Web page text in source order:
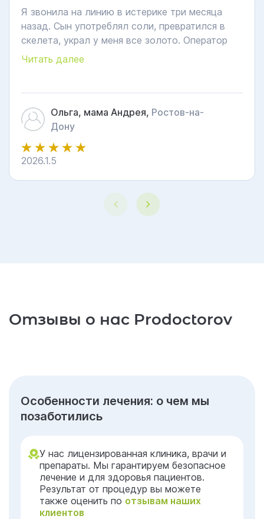
Я звонила на линию в истерике три месяца
назад. Сын употреблял соли, превратился в
скелета, украл у меня все золото. Оператор
выслушала и сказала главное: "Вы не
поговорил с Андреем. Он согласился на
детокс. Сейчас сын на реабилитации в центре
"Гармония", мы снова общаемся, он строит
планы. Спасибо за тот звонок».
Читать далее
Ольга, мама Андрея, Ростов-на-
Дону
2026.1.5
Отзывы о нас Prodoctorov
Особенности лечения: о чем мы
позаботились
У нас лицензированная клиника, врачи и
препараты. Мы гарантируем безопасное
лечение и для здоровья пациентов.
Результат от процедур вы можете
также оценить по отзывам наших
клиентов